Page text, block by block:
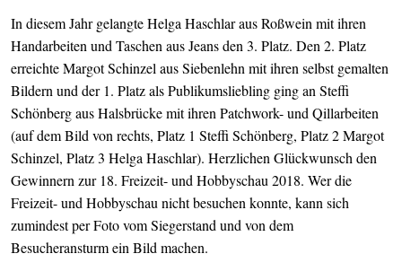
In diesem Jahr gelangte Helga Haschlar aus Roßwein mit ihren
Handarbeiten und Taschen aus Jeans den 3. Platz. Den 2. Platz
erreichte Margot Schinzel aus Siebenlehn mit ihren selbst gemalten
Bildern und der 1. Platz als Publikumsliebling ging an Steffi
Schönberg aus Halsbrücke mit ihren Patchwork- und Qillarbeiten
(auf dem Bild von rechts, Platz 1 Steffi Schönberg, Platz 2 Margot
Schinzel, Platz 3 Helga Haschlar). Herzlichen Glückwunsch den
Gewinnern zur 18. Freizeit- und Hobbyschau 2018. Wer die
Freizeit- und Hobbyschau nicht besuchen konnte, kann sich
zumindest per Foto vom Siegerstand und von dem
Besucheransturm ein Bild machen.